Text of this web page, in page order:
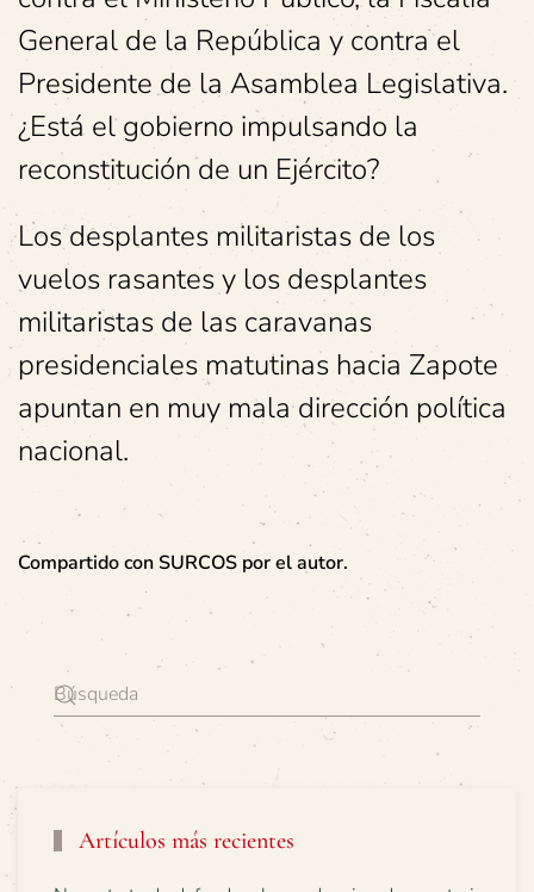
General de la República y contra el
Presidente de la Asamblea Legislativa.
¿Está el gobierno impulsando la
reconstitución de un Ejército?
Los desplantes militaristas de los
vuelos rasantes y los desplantes
militaristas de las caravanas
presidenciales matutinas hacia Zapote
apuntan en muy mala dirección política
nacional.
Compartido con SURCOS por el autor.
Artículos más recientes